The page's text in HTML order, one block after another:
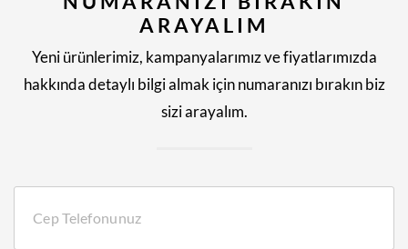
ARAYALIM
Yeni ürünlerimiz, kampanyalarımız ve fiyatlarımızda
hakkında detaylı bilgi almak için numaranızı bırakın biz
sizi arayalım.